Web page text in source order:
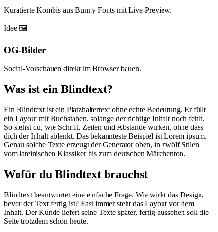
Kuratierte Kombis aus Bunny Fonts mit Live-Preview.
Idee 🖼️
OG-Bilder
Social-Vorschauen direkt im Browser bauen.
Was ist ein Blindtext?
Ein Blindtext ist ein Platzhaltertext ohne echte Bedeutung. Er füllt
ein Layout mit Buchstaben, solange der richtige Inhalt noch fehlt.
So siehst du, wie Schrift, Zeilen und Abstände wirken, ohne dass
dich der Inhalt ablenkt. Das bekannteste Beispiel ist Lorem ipsum.
Genau solche Texte erzeugt der Generator oben, in zwölf Stilen
vom lateinischen Klassiker bis zum deutschen Märchenton.
Wofür du Blindtext brauchst
Blindtext beantwortet eine einfache Frage. Wie wirkt das Design,
bevor der Text fertig ist? Fast immer steht das Layout vor dem
Inhalt. Der Kunde liefert seine Texte später, fertig aussehen soll die
Seite trotzdem schon heute.